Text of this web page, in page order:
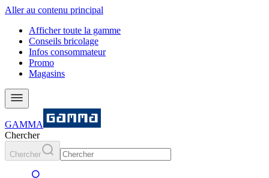
Aller au contenu principal
Afficher toute la gamme
Conseils bricolage
Infos consommateur
Promo
Magasins
GAMMA
Chercher
Chercher